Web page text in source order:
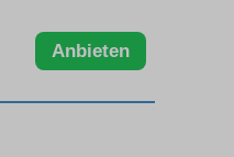
Anbieten